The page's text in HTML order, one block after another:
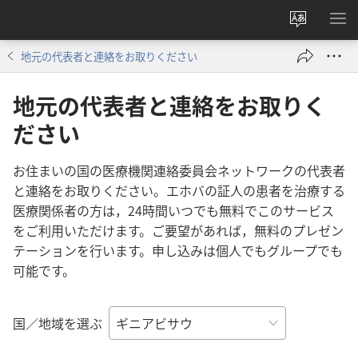
サ
イ
ト
言
変
え
る
メ
を
地元の代表者と連絡をお取りください
地元の代表者と連絡をお取りく
ださい
お住まいの国の医療機関連絡委員会ネットワークの代表者
と連絡をお取りください。エホバの証人の患者を治療する
医療関係者の方は，24時間いつでも無料でこのサービス
をご利用いただけます。ご要望があれば，無料のプレゼン
テーションを行います。申し込みは個人でもグループでも
可能です。
国／地域を選ぶ